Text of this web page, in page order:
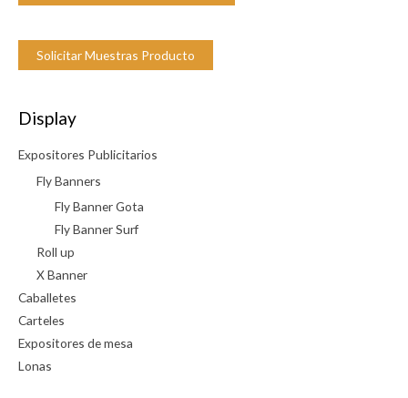
Solicitar Muestras Producto
Display
Expositores Publicitarios
Fly Banners
Fly Banner Gota
Fly Banner Surf
Roll up
X Banner
Caballetes
Carteles
Expositores de mesa
Lonas